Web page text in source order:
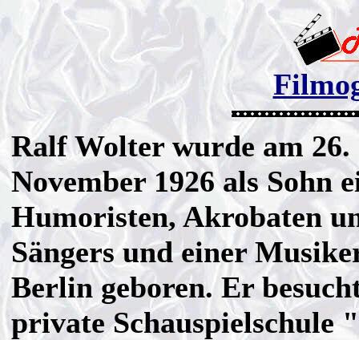
Ralf Wolter wurde am 26.
November 1926 als Sohn
Humoristen, Akrobaten
Sängers und einer
Berlin geboren. Er
private Schauspielschule "